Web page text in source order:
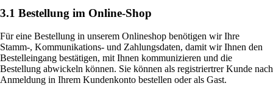
3.1 Bestellung im Online-Shop
Für eine Bestellung in unserem Onlineshop benötigen wir Ihre
Stamm-, Kommunikations- und Zahlungsdaten, damit wir Ihnen den
Bestelleingang bestätigen, mit Ihnen kommunizieren und die
Bestellung abwickeln können. Sie können als registriertrer Kunde nach
Anmeldung in Ihrem Kundenkonto bestellen oder als Gast.